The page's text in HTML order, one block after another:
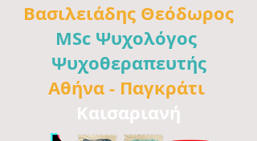
Βασιλειάδης Θεόδωρος
MSc Ψυχολόγος
Ψυχοθεραπευτής
Αθήνα - Παγκράτι
Καισαριανή